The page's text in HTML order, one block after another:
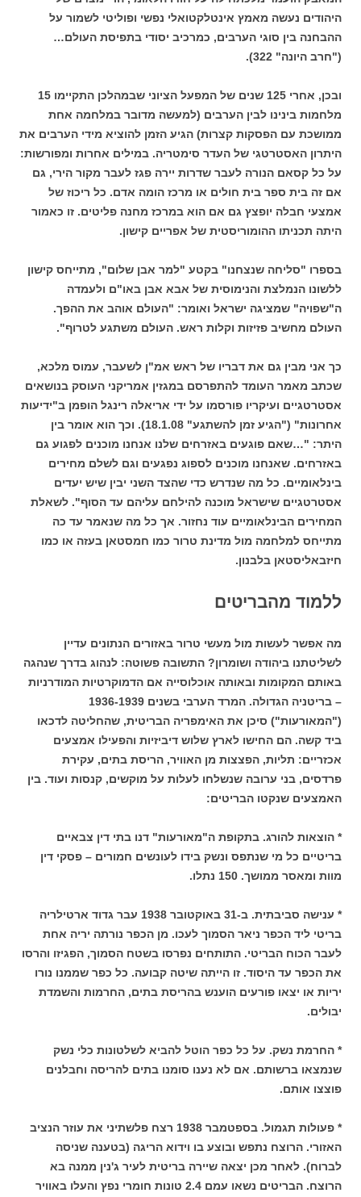
היהודים נעשה מאמץ אינטלקטואלי נפשי ופוליטי לשמור על
ההבחנה בין סוגי הערבים, כמרכיב יסודי בתפיסת העולם…
("חרב היונה" 322).
ובכן, אחרי 125 שנים של המפעל הציוני שבמהלכן התקיימו 15
מלחמות בינינו לבין הערבים (למעשה מדובר במלחמה אחת
ממושכת עם הפסקות קצרות) הגיע הזמן להוציא מידי הערבים את
היתרון האסטרטגי של העדר סימטריה. במילים אחרות ומפורשות:
על כל קסאם הנורה לעבר שדרות יירה פגז לעבר מקור הירי, גם
אם זה בית ספר בית חולים או מרכז הומה אדם. כל ריכוז של
אמצעי חבלה יופצץ גם אם הוא במרכז מחנה פליטים. זו כאמור
היתה תכניתו ההומוריסטית של אפריים קישון.
בספרו "סליחה שנצחנו" בקטע "למר אבן שלום", מתייחס קישון
ללשונו הנמלצת והנימוסית של אבא אבן באו"ם ולעמדה
ה"שפויה" שמציגה ישראל ואומר: "העולם אוהב את ההפך.
העולם מחשיב פזיזות וקלות ראש. העולם משתגע לטרוף".
כך אני מבין גם את דבריו של ראש אמ"ן לשעבר, עמוס מלכא,
שכתב מאמר העומד להתפרסם במגזין אמריקני העוסק בנושאים
אסטרטגיים ועיקריו פורסמו על ידי אריאלה רינגל הופמן ב"ידיעות
אחרונות" ("הגיע זמן להשתגע" 18.1.08). וכך הוא אומר בין
היתר: "…שאם פוגעים באזרחים שלנו אנחנו מוכנים לפגוע גם
באזרחים. שאנחנו מוכנים לספוג נפגעים וגם לשלם מחירים
בינלאומיים. כל מה שנדרש כדי שהצד השני יבין שיש יעדים
אסטרטגיים שישראל מוכנה להילחם עליהם עד הסוף". לשאלת
המחירים הבינלאומיים עוד נחזור. אך כל מה שנאמר עד כה
מתייחס למלחמה מול מדינת טרור כמו חמסטאן בעזה או כמו
חיזבאליסטאן בלבנון.
ללמוד מהבריטים
מה אפשר לעשות מול מעשי טרור באזורים הנתונים עדיין
לשליטתנו ביהודה ושומרון? התשובה פשוטה: לנהוג בדרך שנהגה
באותם המקומות ובאותה אוכלוסייה אם הדמוקרטיות המודרניות
– בריטניה הגדולה. המרד הערבי בשנים 1936-1939
("המאורעות") סיכן את האימפריה הבריטית, שהחליטה לדכאו
ביד קשה. הם החישו לארץ שלוש דיביזיות והפעילו אמצעים
אכזריים: תליות, הפצצות מן האוויר, הריסת בתים, עקירת
פרדסים, בני ערובה שנשלחו לעלות על מוקשים, קנסות ועוד. בין
האמצעים שנקטו הבריטים:
* הוצאות להורג. בתקופת ה"מאורעות" דנו בתי דין צבאיים
בריטיים כל מי שנתפס ונשק בידו לעונשים חמורים – פסקי דין
מוות ומאסר ממושך. 150 נתלו.
* ענישה סביבתית. ב-31 באוקטובר 1938 עבר גדוד ארטילריה
בריטי ליד הכפר ניאר הסמוך לעכו. מן הכפר נורתה יריה אחת
לעבר הכוח הבריטי. התותחים נפרסו בשטח הסמוך, הפגיזו והרסו
את הכפר עד היסוד. זו הייתה שיטה קבועה. כל כפר שממנו נורו
יריות או יצאו פורעים הוענש בהריסת בתים, החרמות והשמדת
יבולים.
* החרמת נשק. על כל כפר הוטל להביא לשלטונות כלי נשק
שנמצאו ברשותם. אם לא נענו סומנו בתים להריסה וחבלנים
פוצצו אותם.
* פעולות תגמול. בספטמבר 1938 רצח פלשתיני את עוזר הנציב
האזורי. הרוצח נתפש ובוצע בו וידוא הריגה (בטענה שניסה
לברוח). לאחר מכן יצאה שיירה בריטית לעיר ג'נין ממנה בא
הרוצח. הבריטים נשאו עמם 2.4 טונות חומרי נפץ והעלו באוויר